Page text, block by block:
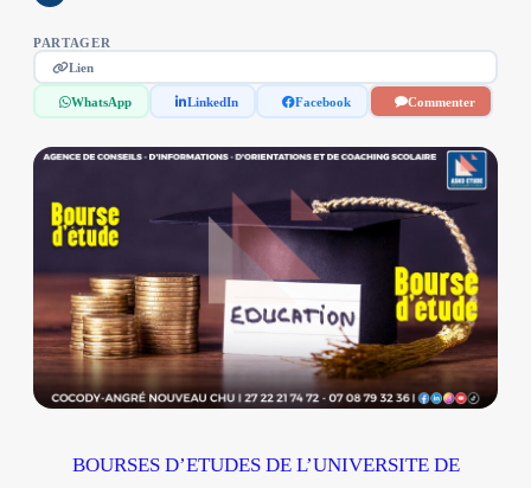
PARTAGER
Lien
WhatsApp LinkedIn Facebook Commenter
BOURSES D’ETUDES DE L’UNIVERSITE DE